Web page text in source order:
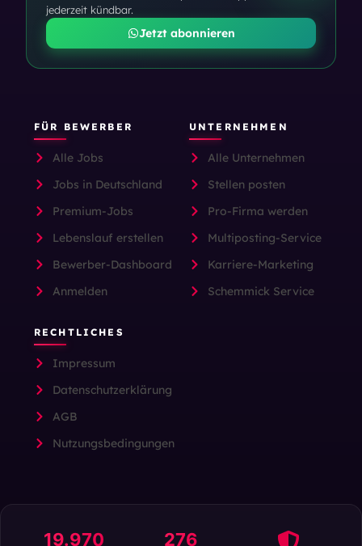
jederzeit kündbar.
Jetzt abonnieren
FÜR BEWERBER
Alle Jobs
Jobs in Deutschland
Premium-Jobs
Lebenslauf erstellen
Bewerber-Dashboard
Anmelden
UNTERNEHMEN
Alle Unternehmen
Stellen posten
Pro-Firma werden
Multiposting-Service
Karriere-Marketing
Schemmick Service
RECHTLICHES
Impressum
Datenschutzerklärung
AGB
Nutzungsbedingungen
19.970 276